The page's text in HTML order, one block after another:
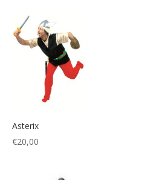
Asterix
€20,00